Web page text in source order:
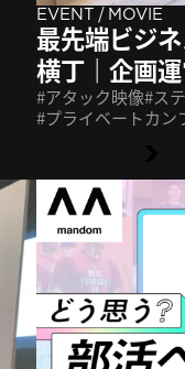
EVENT/MOVIE
最先端ビジ
横丁｜企画
アタック映像 ス
プライベートカン